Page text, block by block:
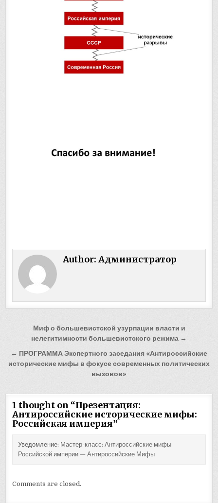
Author:Администратор
Навигация
записям
Миф о большевистской узурпации власти и
нелегитимности большевистского режима →
← ПРОГРАММА Экспертного заседания «Антироссийские
исторические мифы в фокусе современных политических
вызовов»
1 thought on “Презентация:
Антироссийские исторические мифы:
Российская империя”
Уведомление: Мастер-класс: Антироссийские мифы
Российской империи — Антироссийские Мифы
Comments are closed.